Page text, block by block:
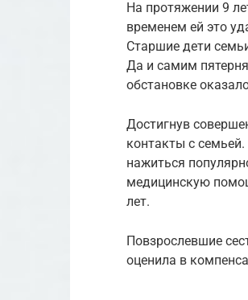
На протяжении 9
временем ей это
Старшие дети
Да и самим
обстановке
Достигнув
контакты с
нажиться
медицинскую
лет.
Повзрослевшие
оценила в